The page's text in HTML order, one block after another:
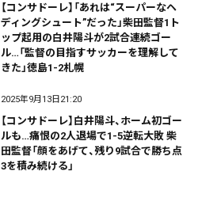
【コンサドーレ】「あれは“スーパーなヘ
ディングシュート”だった」柴田監督1ト
ップ起用の白井陽斗が2試合連続ゴー
ル…「監督の目指すサッカーを理解して
きた」徳島1-2札幌
2025年9月13日21:20
【コンサドーレ】白井陽斗、ホーム初ゴー
ルも…痛恨の2人退場で1-5逆転大敗 柴
田監督「顔をあげて、残り9試合で勝ち点
3を積み続ける」